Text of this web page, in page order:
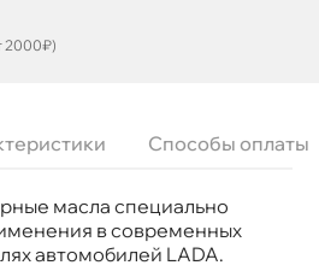
2000₽)
Способы оплаты
масла специально
в современных
автомобилей LADA.
40
CF